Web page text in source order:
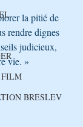
FILM
BRESLEV
la pitié de
rendre dignes
judicieux,
vie. »